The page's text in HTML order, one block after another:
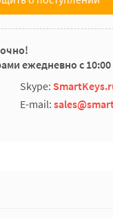
ежедневно с 10:00
Skype:
E-mail: